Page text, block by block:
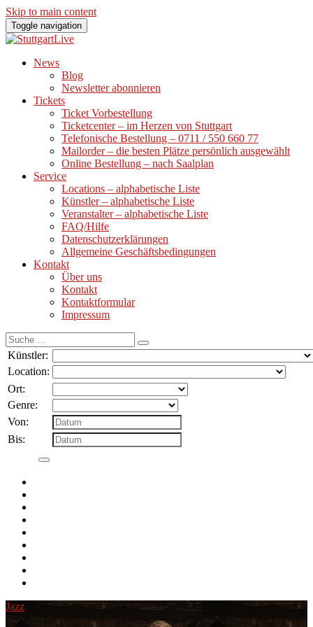
Skip to main content
Toggle navigation
News
Blog
Newsletter abonnieren
Tickets
Ticket Vorbestellung
Ticketcenter – im Herzen von Stuttgart
Telefonische Bestellung – 0711 / 550 660 77
Mailorder – die besten Plätze persönlich ausgewählt
Online Bestellung – nach Saalplan
Service
Locations – alphabetische Liste
Künstler – alphabetische Liste
Veranstalter – alphabetische Liste
FAQ/Hilfe
Datenschutzerklärungen
Allgemeine Geschäftsbedingungen
Kontakt
Über uns
Kontakt
Kontaktformular
Impressum
Suche
nach:
Künstler:
Location:
Ort:
Genre:
Von:
Bis:
Jazz